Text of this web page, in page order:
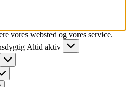
vores websted og vores service.
Altid aktiv